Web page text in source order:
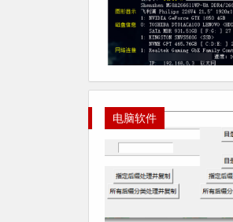
电脑软件